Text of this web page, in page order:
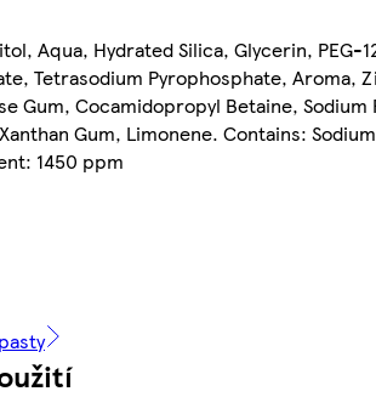
Aqua, Hydrated Silica, Glycerin, PEG-
Tetrasodium Pyrophosphate, Aroma,
Gum, Cocamidopropyl Betaine, Sodium
Gum, Limonene. Contains:
1450 ppm